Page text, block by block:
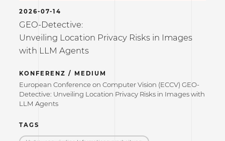
2026-07-14
GEO-Detective:
Unveiling Location Privacy Risks in Images
with LLM Agents
KONFERENZ / MEDIUM
European Conference on Computer Vision (ECCV) GEO-
Detective: Unveiling Location Privacy Risks in Images with
LLM Agents
TAGS